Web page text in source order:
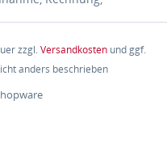
zzgl.Versandkosten und ggf.
anders beschrieben